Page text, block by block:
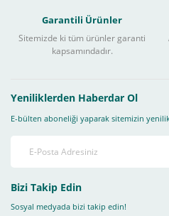
Garantili Ürünler
Sitemizde ki tüm ürünler garanti
kapsamındadır.
Yeniliklerden Haberdar Ol
E-bülten aboneliği yaparak sitemizin
Bizi Takip Edin
Sosyal medyada bizi takip edin!